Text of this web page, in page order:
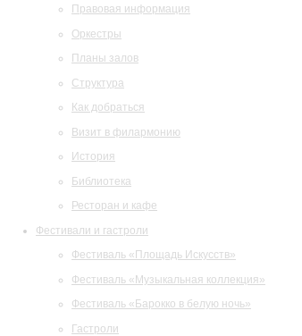
Правовая информация
Оркестры
Планы залов
Структура
Как добраться
Визит в филармонию
История
Библиотека
Ресторан и кафе
Фестивали и гастроли
Фестиваль «Площадь Искусств»
Фестиваль «Музыкальная коллекция»
Фестиваль «Барокко в белую ночь»
Гастроли